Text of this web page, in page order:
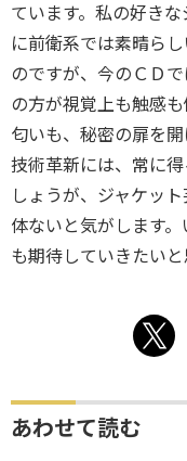
ています。私の好き
に前衛系では素晴ら
のですが、今のＣＤ
の方が視覚上も触感
匂いも、秘密の扉を
技術革新には、常に
しょうが、ジャケッ
体ないと気がします
も期待していきたいと
あわせて読む